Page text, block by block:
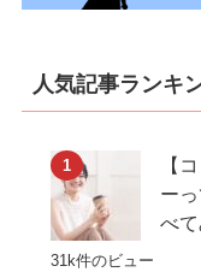
人気記事ランキ
【
ー
べ
31k件のビュー